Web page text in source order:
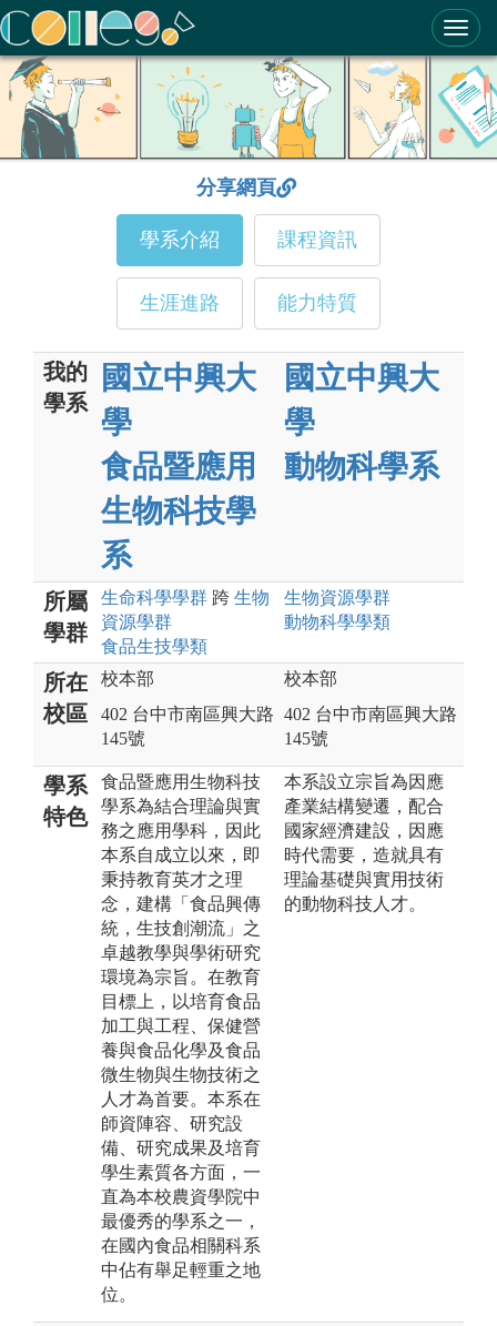
ColleGo! 大學選才與高中育才輔助系統
分享網頁
學系介紹 課程資訊
生涯進路 能力特質
我的
學系
國立中興大
學
食品暨應用
生物科技學
系
國立中興大
學
動物科學系
所屬
學群
生命科學學群 跨 生物
資源學群
食品生技學類
生物資源學群
動物科學學類
所在
校區
校本部
402 台中市南區興大路
145號
校本部
402 台中市南區興大路
145號
學系
特色
食品暨應用生物科技
學系為結合理論與實
務之應用學科，因此
本系自成立以來，即
秉持教育英才之理
念，建構「食品興傳
統，生技創潮流」之
卓越教學與學術研究
環境為宗旨。在教育
目標上，以培育食品
加工與工程、保健營
養與食品化學及食品
微生物與生物技術之
人才為首要。本系在
師資陣容、研究設
備、研究成果及培育
學生素質各方面，一
直為本校農資學院中
最優秀的學系之一，
在國內食品相關科系
中佔有舉足輕重之地
位。
本系設立宗旨為因應
產業結構變遷，配合
國家經濟建設，因應
時代需要，造就具有
理論基礎與實用技術
的動物科技人才。